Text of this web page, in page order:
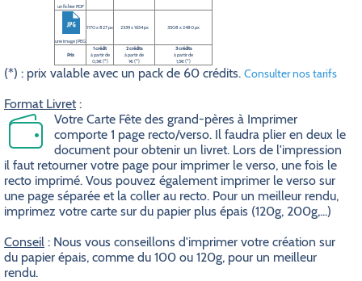
un fichier PDF
une image JPEG
1170 x 827 px 2339 x 1654 px 3508 x 2480 px
Prix
1 crédit
à partir de
0,5€ (*)
2 crédits
à partir de
1€ (*)
3 crédits
à partir de
1,5€ (*)
(*) : prix valable avec un pack de 60 crédits. Consulter nos tarifs
Format Livret:
Votre Carte Fête des grand-pères à Imprimer
comporte 1 page recto/verso. Il faudra plier en deux le
document pour obtenir un livret. Lors de l'impression
il faut retourner votre page pour imprimer le verso, une fois le
recto imprimé. Vous pouvez également imprimer le verso sur
une page séparée et la coller au recto. Pour un meilleur rendu,
imprimez votre carte sur du papier plus épais (120g, 200g,...)
Conseil : Nous vous conseillons d'imprimer votre création sur
du papier épais, comme du 100 ou 120g, pour un meilleur
rendu.